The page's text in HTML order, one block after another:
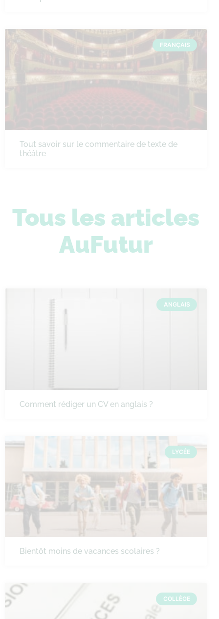
FRANÇAIS
Tout savoir sur le commentaire de texte de
théâtre
Tous les articles
AuFutur
ANGLAIS
Comment rédiger un CV en anglais ?
LYCÉE
Bientôt moins de vacances scolaires ?
COLLÈGE